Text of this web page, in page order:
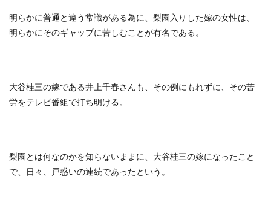
明らかに普通と違う常識がある為に、梨園入りした嫁の女性は、
明らかにそのギャップに苦しむことが有名である。
大谷桂三の嫁である井上千春さんも、その例にもれずに、その苦
労をテレビ番組で打ち明ける。
梨園とは何なのかを知らないままに、大谷桂三の嫁になったこと
で、日々、戸惑いの連続であったという。